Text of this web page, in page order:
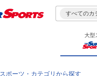
すべてのカ
大型
スポーツ・カテゴリ